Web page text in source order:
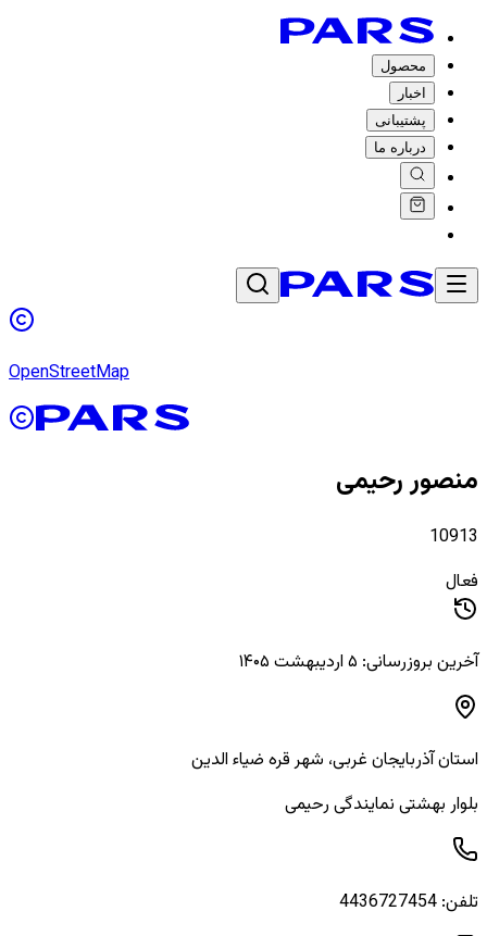
محصول
اخبار
پشتیبانی
درباره ما
OpenStreetMap
منصور رحیمی
10913
فعال
آخرین بروزرسانی: ۵ اردیبهشت ۱۴۰۵
استانآذربایجان غربی، شهرقره ضیاء الدین
بلوار بهشتی نمایندگی رحیمی
تلفن: 4436727454